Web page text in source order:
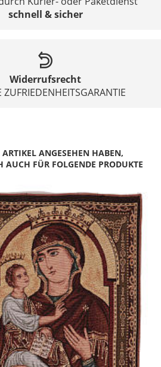
schnell & sicher
Widerrufsrecht
ZUFRIEDENHEITSGARANTIE
ANGESEHEN HABEN,
AUCH FÜR FOLGENDE PRODUKTE